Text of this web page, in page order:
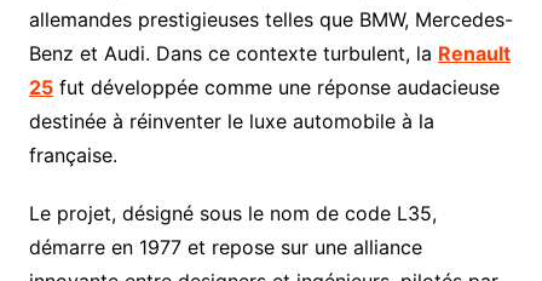
allemandes prestigieuses telles que BMW, Mercedes-
Benz et Audi. Dans ce contexte turbulent, la Renault
25fut développée comme une réponse audacieuse
destinée à réinventer le luxe automobile à la
française.
Le projet, désigné sous le nom de code L35,
démarre en 1977 et repose sur une alliance